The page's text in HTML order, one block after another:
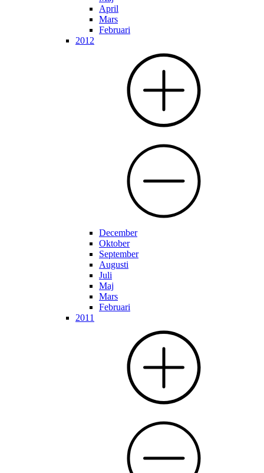
April
Mars
Februari
2012
December
Oktober
September
Augusti
Juli
Maj
Mars
Februari
2011